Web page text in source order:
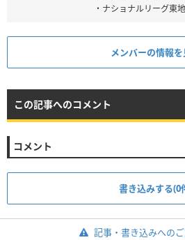
・ナショナルリーグ東
メンバーの情報を
この記事へのコメント
コメント
書き込みする(0
記事・書き込みへの